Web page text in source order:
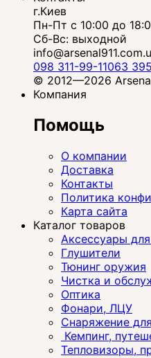
г.Киев
Пн-Пт с 10:00 до
Сб-Вс: выходной
098 311-99-11063
© 2012—2026
Компания
Помощь
О компании
Доставка
Контакты
Политика
Карта сайта
Каталог товаров
Аксессуары
Глушители
Тюнинг оружия
Чистка и
Оптика
Фонари, ЛЦУ
Снаряжение
Кемпинг,
Тепловизоры,